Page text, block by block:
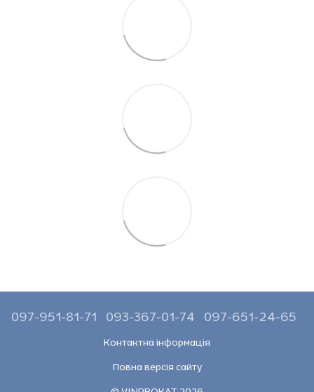
097-951-81-71 093-367-01-74 097-651-24-65
Контактна інформація
Повна версія сайту